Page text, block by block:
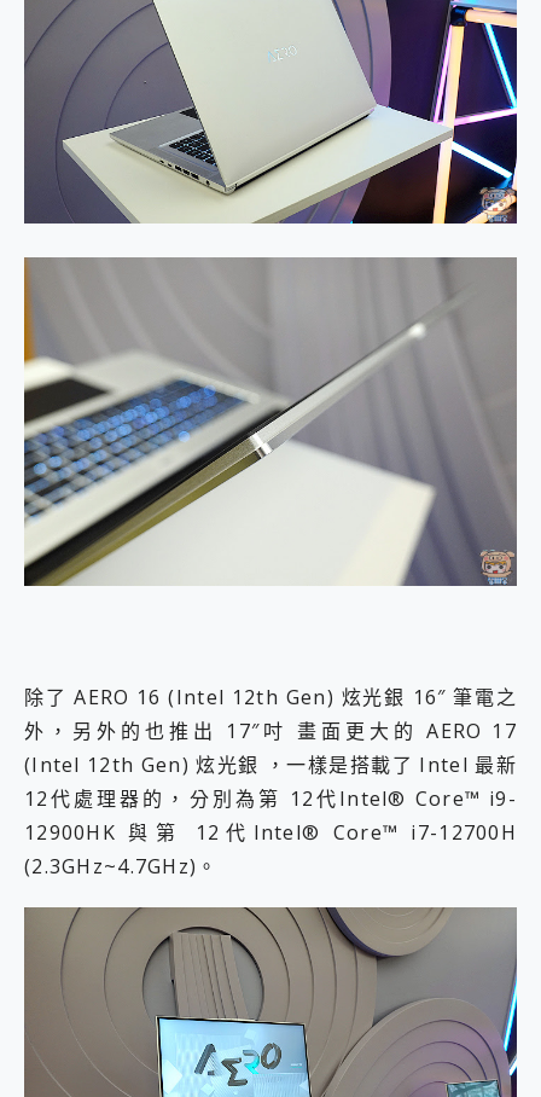
除了 AERO 16 (Intel 12th Gen) 炫光銀 16″ 筆電之
外，另外的也推出 17″吋 畫面更大的 AERO 17
(Intel 12th Gen) 炫光銀 ，一樣是搭載了 Intel 最新
12代處理器的，分別為第 12代Intel® Core™ i9-
12900HK 與第 12代Intel® Core™ i7-12700H
(2.3GHz~4.7GHz)。